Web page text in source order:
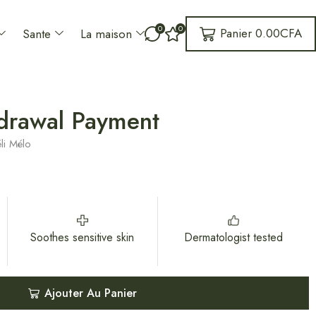
Sante La maison 0 0 Panier 0.00CFA
Payment
Mélo
Soothes sensitive skin Dermatologist tested
Ajouter Au Panier